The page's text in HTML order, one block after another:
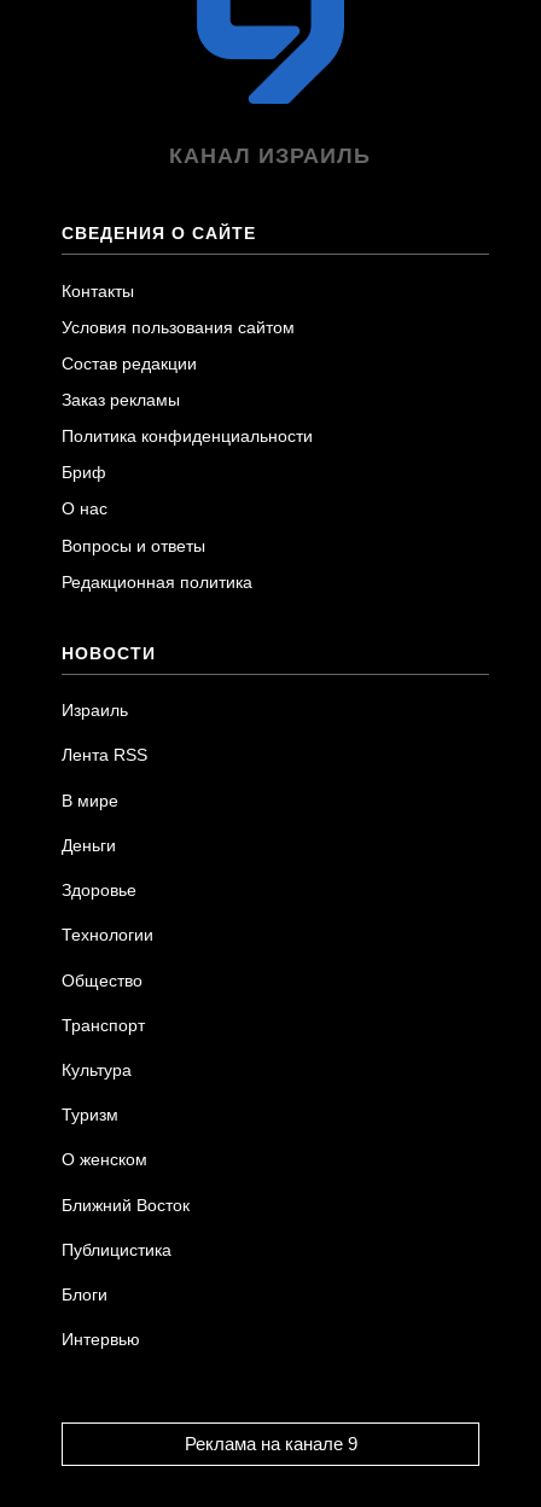
КАНАЛ ИЗРАИЛЬ
СВЕДЕНИЯ О САЙТЕ
Контакты
Условия пользования сайтом
Состав редакции
Заказ рекламы
Политика конфиденциальности
Бриф
О нас
Вопросы и ответы
Редакционная политика
НОВОСТИ
Израиль
Лента RSS
В мире
Деньги
Здоровье
Технологии
Общество
Транспорт
Культура
Туризм
О женском
Ближний Восток
Публицистика
Блоги
Интервью
Реклама на канале 9